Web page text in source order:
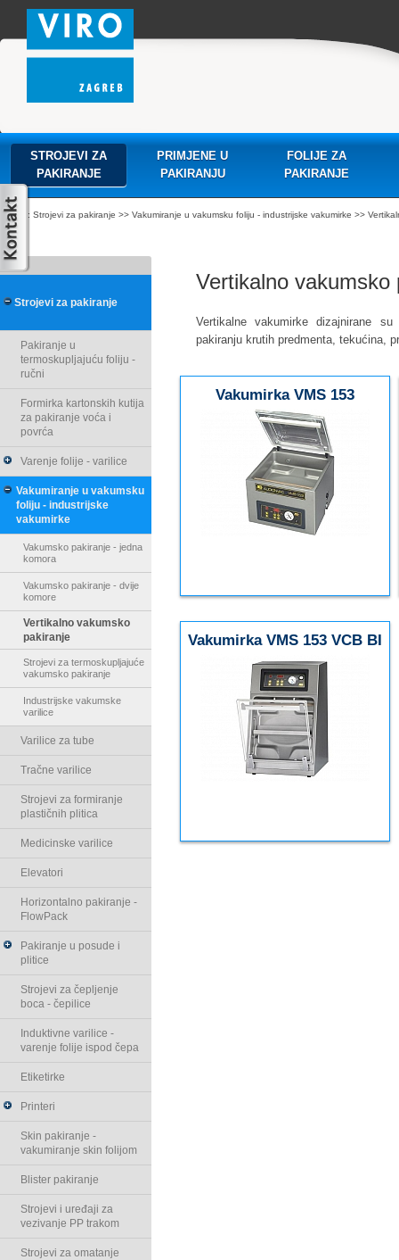
STROJEVI ZA
PAKIRANJE
PRIMJENE U
PAKIRANJU
FOLIJE ZA
PAKIRANJE
: Strojevi za pakiranje >> Vakumiranje u vakumsku foliju - industrijske vakumirke >>
Strojevi za pakiranje
Pakiranje u
termoskupljajuću foliju -
ručni
Formirka kartonskih kutija
za pakiranje voća i
povrća
Varenje folije - varilice
Vakumiranje u vakumsku
foliju - industrijske
vakumirke
Vakumsko pakiranje - jedna
komora
Vakumsko pakiranje - dvije
komore
Vertikalno vakumsko
pakiranje
Strojevi za termoskupljajuće
vakumsko pakiranje
Industrijske vakumske
varilice
Varilice za tube
Tračne varilice
Strojevi za formiranje
plastičnih plitica
Medicinske varilice
Elevatori
Horizontalno pakiranje -
FlowPack
Pakiranje u posude i
plitice
Strojevi za čepljenje
boca - čepilice
Induktivne varilice -
varenje folije ispod čepa
Etiketirke
Printeri
Skin pakiranje -
vakumiranje skin folijom
Blister pakiranje
Strojevi i uređaji za
vezivanje PP trakom
Strojevi za omatanje
Vertikalno vakumsko
Vertikalne vakumirke dizajnirane
pakiranju krutih predmenta, tekućina,
Vakumirka VMS 153
Vakumirka VMS 153 VCB BI
active